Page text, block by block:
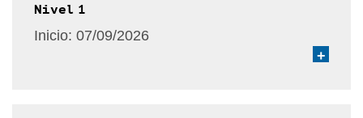
Nivel 1
Inicio: 07/09/2026
+